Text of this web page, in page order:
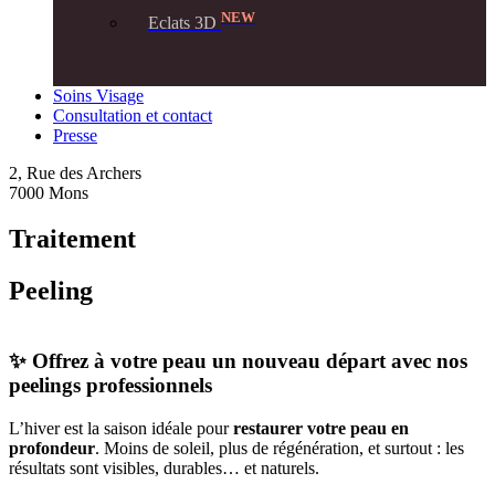
Eclats 3D NEW
Soins Visage
Consultation et contact
Presse
2, Rue des Archers
7000 Mons
Traitement
Peeling
✨ Offrez à votre peau un nouveau départ avec nos
peelings professionnels
L’hiver est la saison idéale pourrestaurer votre peau en
profondeur. Moins de soleil, plus de régénération, et surtout : les
résultats sont visibles, durables… et naturels.